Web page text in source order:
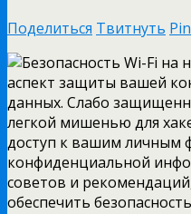
Поделиться Твитнуть Pin